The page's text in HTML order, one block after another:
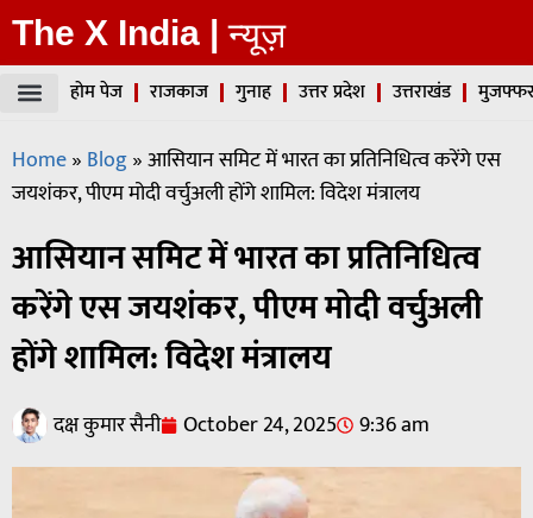
The X India | न्यूज़
होम पेज राजकाज गुनाह उत्तर प्रदेश उत्तराखंड
Home» Blog»आसियान समिट में भारत का प्रतिनिधित्व करेंगे एस
जयशंकर, पीएम मोदी वर्चुअली होंगे शामिल: विदेश मंत्रालय
आसियान समिट में भारत का प्रतिनिधित्व
करेंगे एस जयशंकर, पीएम मोदी वर्चुअली
होंगे शामिल: विदेश मंत्रालय
दक्ष कुमार सैनी October 24, 2025 9:36 am